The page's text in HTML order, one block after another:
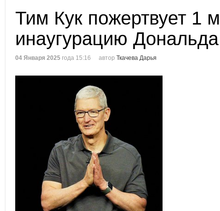
Тим Кук пожертвует 1
инаугурацию
04 Января 2025 года 15:16 автор Ткачева Дарья